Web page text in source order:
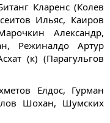
Кларенс (Колев
Ильяс, Каиров
Александр,
Режиналдо Артур
(к) (Парагульгов
Елдос, Гурман
Шохан, Шумских